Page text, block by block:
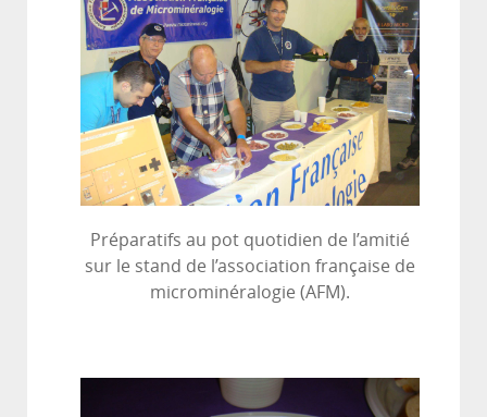
Préparatifs au pot quotidien de l’amitié
sur le stand de l’association française de
microminéralogie (AFM).